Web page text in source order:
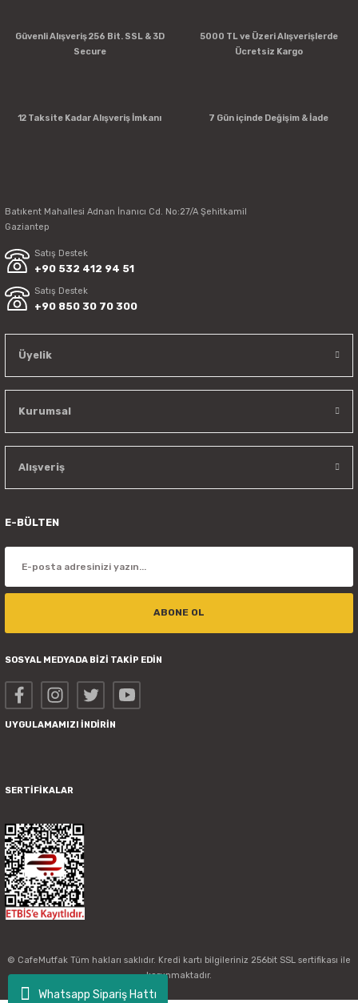
Whatsapp Sipariş Hattı
Güvenli Alışveriş 256 Bit. SSL & 3D
Secure
5000 TL ve Üzeri Alışverişlerde
Ücretsiz Kargo
12 Taksite Kadar Alışveriş İmkanı 7 Gün içinde Değişim & İade
Batıkent Mahallesi Adnan İnanıcı Cd. No:27/A Şehitkamil
Gaziantep
Satış Destek
+90 532 412 94 51
Satış Destek
+90 850 30 70 300
Üyelik
Kurumsal
Alışveriş
E-BÜLTEN
ABONE OL
SOSYAL MEDYADA BİZİ TAKİP EDİN
UYGULAMAMIZI İNDİRİN
SERTİFİKALAR
© CafeMutfak Tüm hakları saklıdır. Kredi kartı bilgileriniz 256bit SSL sertifikası ile
korunmaktadır.